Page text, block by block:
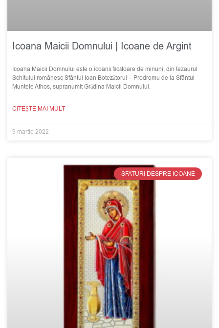
Icoana Maicii Domnului | Icoane de Argint
Icoana Maicii Domnului este o icoană făcătoare de minuni, din tezaurul
Schitului românesc Sfântul Ioan Botezătorul – Prodromu de la Sfântul
Muntele Athos, supranumit Grădina Maicii Domnului.
CITEȘTE MAI MULT
9 martie 2022
SFATURI DESPRE ICOANE